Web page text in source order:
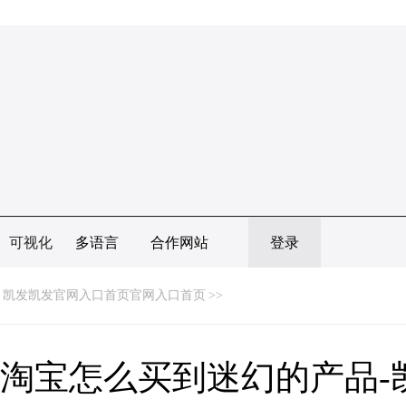
可视化 多语言 合作网站 登录
凯发凯发官网入口首页官网入口首页 >>
淘宝怎么买到迷幻的产品-